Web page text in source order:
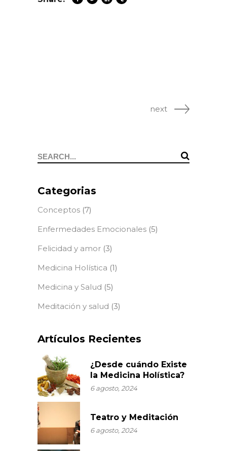
next
Search
Categorias
Conceptos (7)
Enfermedades Emocionales (5)
Felicidad y amor (3)
Medicina Holística (1)
Medicina y Salud (5)
Meditación y salud (3)
Artículos Recientes
¿Desde cuándo Existe
la Medicina Holística?
6 agosto, 2024
Teatro y Meditación
6 agosto, 2024